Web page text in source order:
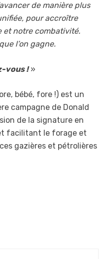
de manière plus
pour accroître
et notre combativité.
l’on gagne.
vous !»
bébé, fore !) est un
campagne de Donald
de la signature en
facilitant le forage et
gazières et pétrolières